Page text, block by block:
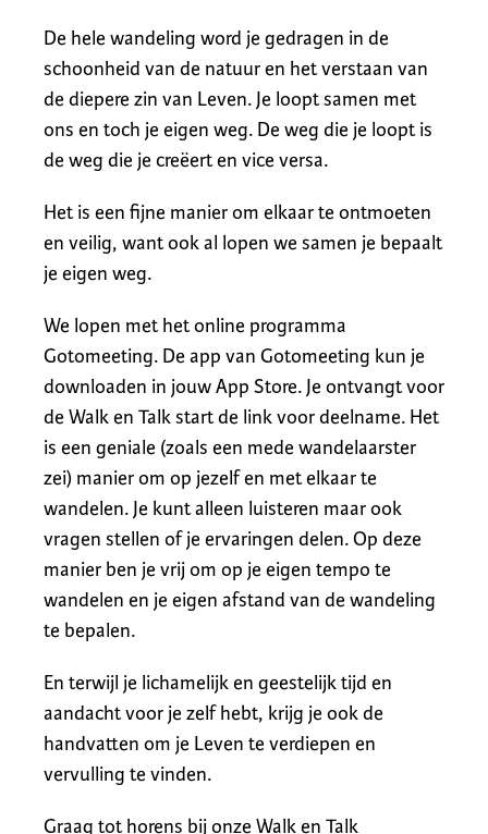
De hele wandeling word je gedragen in de
schoonheid van de natuur en het verstaan van
de diepere zin van Leven. Je loopt samen met
ons en toch je eigen weg. De weg die je loopt is
de weg die je creëert en vice versa.
Het is een fijne manier om elkaar te ontmoeten
en veilig, want ook al lopen we samen je bepaalt
je eigen weg.
We lopen met het online programma
Gotomeeting. De app van Gotomeeting kun je
downloaden in jouw App Store. Je ontvangt voor
de Walk en Talk start de link voor deelname. Het
is een geniale (zoals een mede wandelaarster
zei) manier om op jezelf en met elkaar te
wandelen. Je kunt alleen luisteren maar ook
vragen stellen of je ervaringen delen. Op deze
manier ben je vrij om op je eigen tempo te
wandelen en je eigen afstand van de wandeling
te bepalen.
En terwijl je lichamelijk en geestelijk tijd en
aandacht voor je zelf hebt, krijg je ook de
handvatten om je Leven te verdiepen en
vervulling te vinden.
Graag tot horens bij onze Walk en Talk